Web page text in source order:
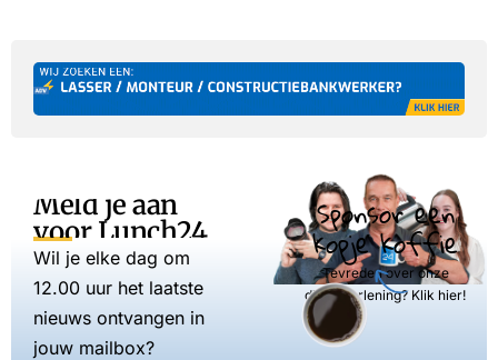
Meld je aan
voor Lunch24
Wil je elke dag om
12.00 uur het laatste
nieuws ontvangen in
jouw mailbox?
Sponsor een
kopje koffie
Tevreden over onze
dienstverlening? Klik hier!